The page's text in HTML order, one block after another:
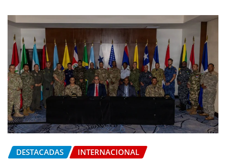
DESTACADAS INTERNACIONAL